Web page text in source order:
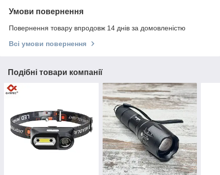
Умови повернення
Повернення товару впродовж 14 днів за домовленістю
Всі умови повернення
Подібні товари компанії